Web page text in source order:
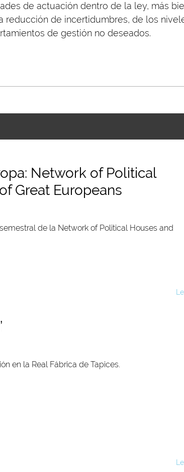
de actuación dentro de la ley, más
reducción de incertidumbres, de los
de gestión no deseados.
Network of Political
Great Europeans
de la Network of Political Houses and
en la Real Fábrica de Tapices.